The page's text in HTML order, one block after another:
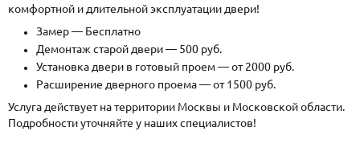
комфортной и длительной эксплуатации двери!
Замер — Бесплатно
Демонтаж старой двери — 500 руб.
Установка двери в готовый проем — от 2000 руб.
Расширение дверного проема — от 1500 руб.
Услуга действует на территории Москвы и Московской области.
Подробности уточняйте у наших специалистов!